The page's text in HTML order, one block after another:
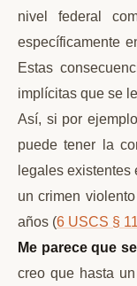
nivel federal
específicamente
Estas
implícitas que se
Así, si por
puede tener la
legales
un crimen
años (6 USCS §
Me parece que
creo que hasta